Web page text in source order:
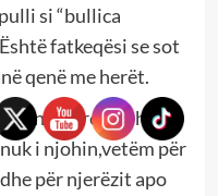
si “bullica
fatkeqësi se sot
qenë me herët.
fare i lëshojnë
i njohin,vetëm për
për njerëzit apo